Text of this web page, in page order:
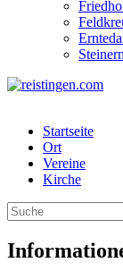
Startseite
Ort
Vereine
Kirche